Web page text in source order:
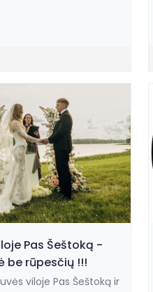
Pas Šeštoką -
be rūpesčių !!!
viloje Pas Šeštoką ir